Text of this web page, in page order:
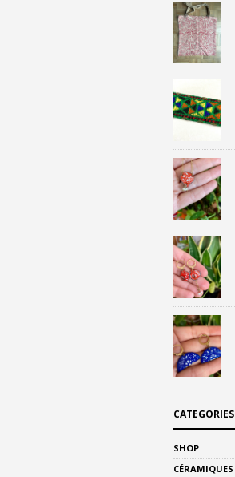
CATEGORIES
SHOP
CÉRAMIQUES